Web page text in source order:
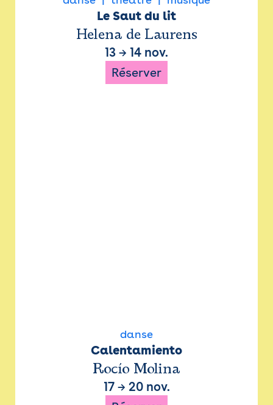
Le Saut du lit
Helena de Laurens
13 → 14 nov.
Réserver
danse
Calentamiento
Rocío Molina
17→ 20 nov.